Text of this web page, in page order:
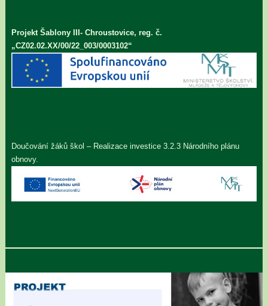
Projekt Šablony III- Chroustovice, reg. č.
„CZ02.02.XX/00/22_003/0003102“
Doučování žáků škol – Realizace investice 3.2.3 Národního plánu
obnovy.